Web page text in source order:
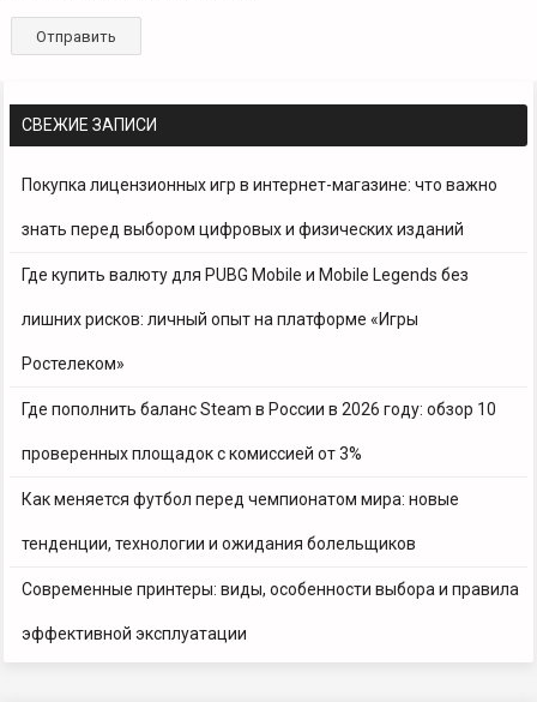
СВЕЖИЕ ЗАПИСИ
Покупка лицензионных игр в интернет-магазине: что важно
знать перед выбором цифровых и физических изданий
Где купить валюту для PUBG Mobile и Mobile Legends без
лишних рисков: личный опыт на платформе «Игры
Ростелеком»
Где пополнить баланс Steam в России в 2026 году: обзор 10
проверенных площадок с комиссией от 3%
Как меняется футбол перед чемпионатом мира: новые
тенденции, технологии и ожидания болельщиков
Современные принтеры: виды, особенности выбора и правила
эффективной эксплуатации